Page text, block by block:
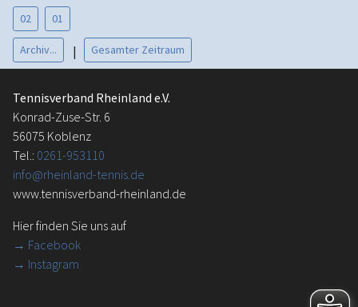
02 01
Archiv... | Gesamter Zeitraum
Tennisverband Rheinland e.V.
Konrad-Zuse-Str. 6
56075 Koblenz
Tel.: 0261-953110
info@rheinland-tennis.de
www.tennisverband-rheinland.de
Hier finden Sie uns auf
→ Facebook
→ Instagram